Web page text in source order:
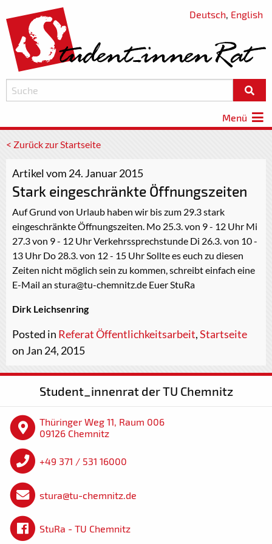
Deutsch, English
Menü
< Zurück zur Startseite
Artikel vom 24. Januar 2015
Stark eingeschränkte Öffnungszeiten
Auf Grund von Urlaub haben wir bis zum 29.3 stark
eingeschränkte Öffnungszeiten. Mo 25.3. von 9 - 12 Uhr Mi
27.3 von 9 - 12 Uhr Verkehrssprechstunde Di 26.3. von 10 -
13 Uhr Do 28.3. von 12 - 15 Uhr Sollte es euch zu diesen
Zeiten nicht möglich sein zu kommen, schreibt einfach eine
E-Mail an stura@tu-chemnitz.de Euer StuRa
Dirk Leichsenring
Posted in Referat Öffentlichkeitsarbeit,Startseite
on Jan 24, 2015
Student_innenrat der TU Chemnitz
Thüringer Weg 11, Raum 006
09126 Chemnitz
+49 371 / 531 16000
stura@tu-chemnitz.de
StuRa - TU Chemnitz